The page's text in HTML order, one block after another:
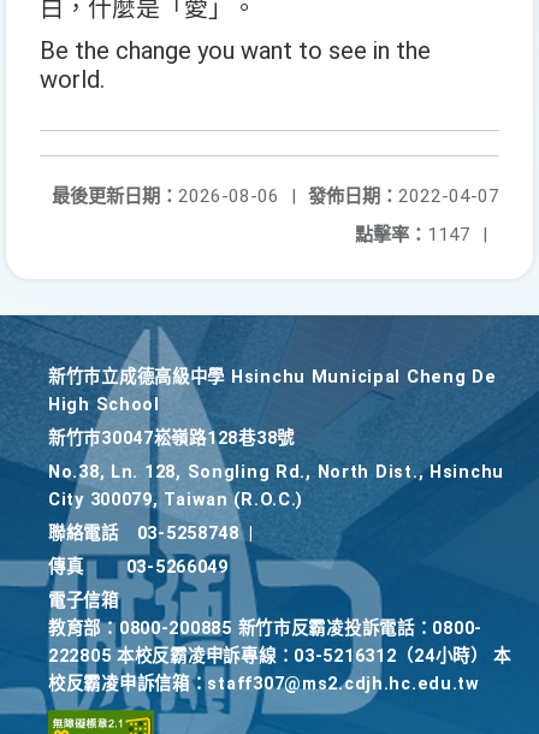
白，什麼是「愛」。
Be the change you want to see in the
world.
發佈日期： 2022-04-07
最後更新日期： 2026-08-06
|
點擊率： 1147 |
新竹巿立成德高級中學 Hsinchu Municipal Cheng De
High School
新竹巿30047崧嶺路128巷38號
No.38, Ln. 128, Songling Rd., North Dist., Hsinchu
City 300079, Taiwan (R.O.C.)
聯絡電話
03-5258748
傳真
03-5266049
電子信箱
教育部：0800-200885 新竹市反霸凌投訴電話：0800-
222805 本校反霸凌申訴專線：03-5216312（24小時） 本
校反霸凌申訴信箱：staff307@ms2.cdjh.hc.edu.tw